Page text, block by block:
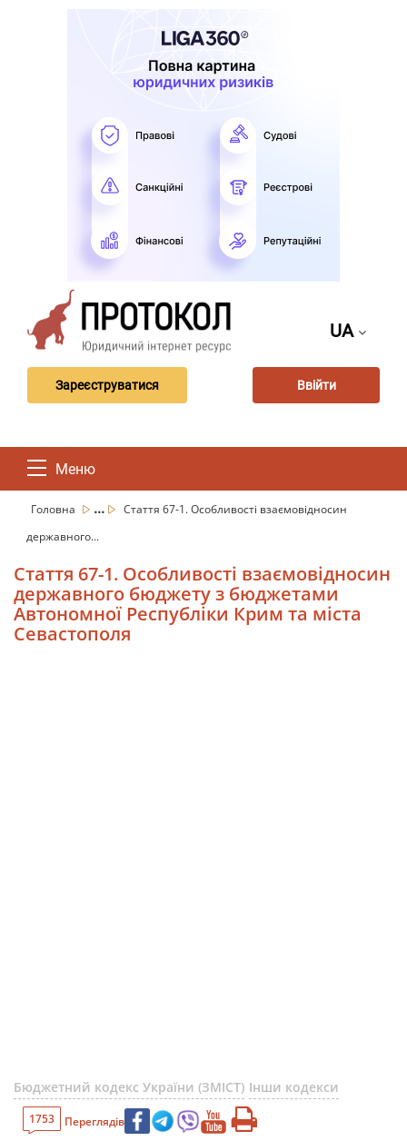
UA
Зареєструватися Ввійти
Меню
Головна ...
Стаття 67-1. Особливості взаємовідносин
державного...
Стаття 67-1. Особливості взаємовідносин
державного бюджету з бюджетами
Автономної Республіки Крим та міста
Севастополя
Бюджетний кодекс України (ЗМІСТ) Інши кодекси
1753 Переглядів